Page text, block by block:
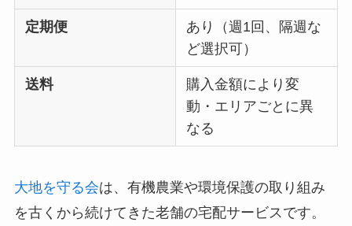
定期便
あり（週1回、隔週な
ど選択可）
送料
購入金額により変
動・エリアごとに異
なる
大地を守る会は、有機農業や環境保護の取り組み
を古くから続けてきた老舗の宅配サービスです。